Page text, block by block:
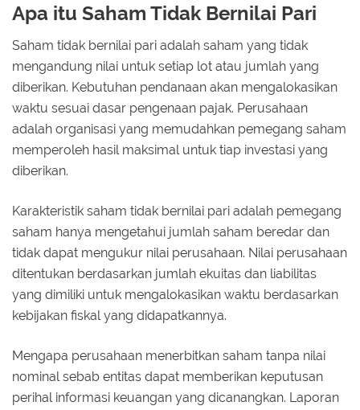
Apa itu Saham Tidak Bernilai Pari
Saham tidak bernilai pari adalah saham yang tidak
mengandung nilai untuk setiap lot atau jumlah yang
diberikan. Kebutuhan pendanaan akan mengalokasikan
waktu sesuai dasar pengenaan pajak. Perusahaan
adalah organisasi yang memudahkan pemegang saham
memperoleh hasil maksimal untuk tiap investasi yang
diberikan.
Karakteristik saham tidak bernilai pari adalah pemegang
saham hanya mengetahui jumlah saham beredar dan
tidak dapat mengukur nilai perusahaan. Nilai perusahaan
ditentukan berdasarkan jumlah ekuitas dan liabilitas
yang dimiliki untuk mengalokasikan waktu berdasarkan
kebijakan fiskal yang didapatkannya.
Mengapa perusahaan menerbitkan saham tanpa nilai
nominal sebab entitas dapat memberikan keputusan
perihal informasi keuangan yang dicanangkan. Laporan